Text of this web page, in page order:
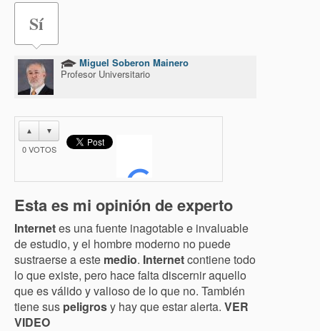
Sí
Miguel Soberon Mainero
Profesor Universitario
▲ ▼
0VOTOS
Esta es mi opinión de experto
Internetes una fuente inagotable e invaluable
de estudio, y el hombre moderno no puede
sustraerse a este medio. Internetcontiene todo
lo que existe, pero hace falta discernir aquello
que es válido y valioso de lo que no. También
tiene sus peligrosy hay que estar alerta. VER
VIDEO